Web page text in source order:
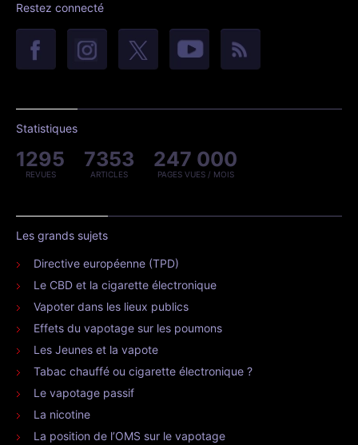
Restez connecté
Statistiques
1295
REVUES
7353
ARTICLES
247 000
PAGES VUES / MOIS
Les grands sujets
Directive européenne (TPD)
Le CBD et la cigarette électronique
Vapoter dans les lieux publics
Effets du vapotage sur les poumons
Les Jeunes et la vapote
Tabac chauffé ou cigarette électronique ?
Le vapotage passif
La nicotine
La position de l’OMS sur le vapotage